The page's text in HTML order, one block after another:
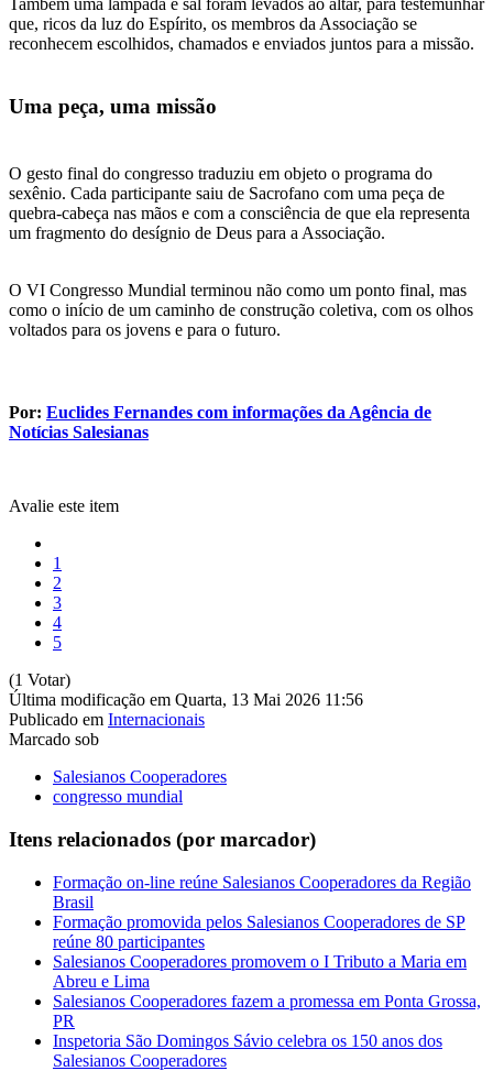
Também uma lâmpada e sal foram levados ao altar, para testemunhar
que, ricos da luz do Espírito, os membros da Associação se
reconhecem escolhidos, chamados e enviados juntos para a missão.
Uma peça, uma missão
O gesto final do congresso traduziu em objeto o programa do
sexênio. Cada participante saiu de Sacrofano com uma peça de
quebra-cabeça nas mãos e com a consciência de que ela representa
um fragmento do desígnio de Deus para a Associação.
O VI Congresso Mundial terminou não como um ponto final, mas
como o início de um caminho de construção coletiva, com os olhos
voltados para os jovens e para o futuro.
Por: Euclides Fernandes com informações da Agência de
Notícias Salesianas
Avalie este item
1
2
3
4
5
(1 Votar)
Última modificação em Quarta, 13 Mai 2026 11:56
Publicado em Internacionais
Marcado sob
Salesianos Cooperadores
congresso mundial
Itens relacionados (por marcador)
Formação on-line reúne Salesianos Cooperadores da Região
Brasil
Formação promovida pelos Salesianos Cooperadores de SP
reúne 80 participantes
Salesianos Cooperadores promovem o I Tributo a Maria em
Abreu e Lima
Salesianos Cooperadores fazem a promessa em Ponta Grossa,
PR
Inspetoria São Domingos Sávio celebra os 150 anos dos
Salesianos Cooperadores